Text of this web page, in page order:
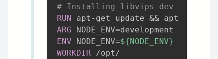
# Installing libvips-dev for
RUN apt-get update && apt-get
ARG NODE_ENV=development
ENV NODE_ENV=${NODE_ENV}
WORKDIR /opt/